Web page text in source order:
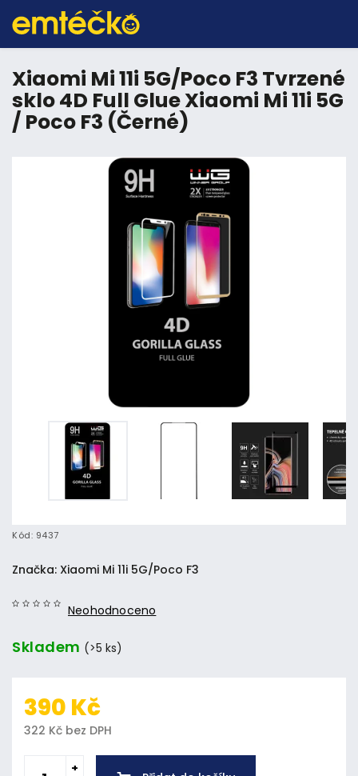
Xiaomi Mi 11i 5G/Poco F3 Tvrzené
sklo 4D Full Glue Xiaomi Mi 11i 5G
/ Poco F3 (Černé)
Kód: 9437
Neohodnoceno
Značka: Xiaomi Mi 11i 5G/Poco F3
Skladem (>5 ks)
390 Kč
322 Kč bez DPH